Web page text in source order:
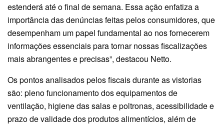
estenderá até o final de semana. Essa ação enfatiza a
importância das denúncias feitas pelos consumidores, que
desempenham um papel fundamental ao nos fornecerem
informações essenciais para tornar nossas fiscalizações
mais abrangentes e precisas”, destacou Netto.
Os pontos analisados pelos fiscais durante as vistorias
são: pleno funcionamento dos equipamentos de
ventilação, higiene das salas e poltronas, acessibilidade e
prazo de validade dos produtos alimentícios, além de